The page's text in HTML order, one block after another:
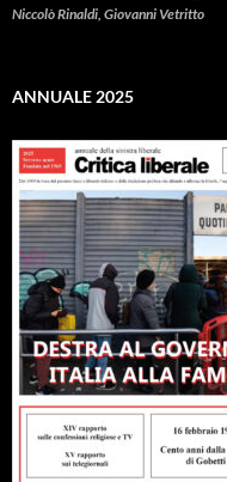
Niccolò Rinaldi, Giovanni Vetritto
ANNUALE 2025